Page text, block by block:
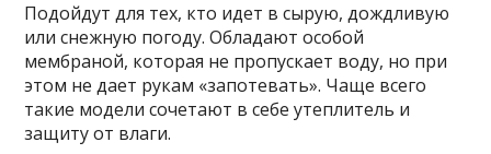
Подойдут для тех, кто идет в сырую, дождливую
или снежную погоду. Обладают особой
мембраной, которая не пропускает воду, но при
этом не дает рукам «запотевать». Чаще всего
такие модели сочетают в себе утеплитель и
защиту от влаги.